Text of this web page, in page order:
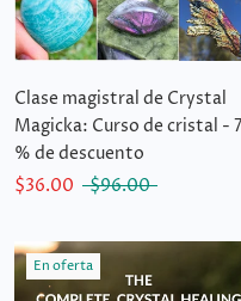
Clase magistral de Crystal
Magicka: Curso de cristal -
% de descuento
$36.00
$96.00
En oferta